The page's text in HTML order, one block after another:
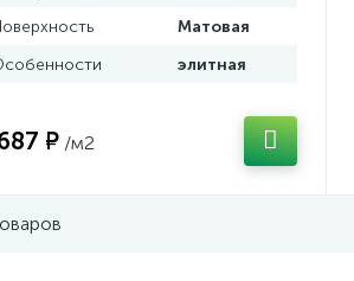
Матовая
элитная
₽ /м2